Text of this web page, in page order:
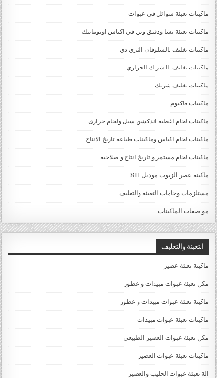
ماكينات تعبئة سوائل في عبوات
ماكينات تعبئة نشا ودقيق وبن في اكياس اوتوماتيك
ماكينات تغليف بالسلوفان الثري دي
ماكينات تغليف بالشرنك الحراري
ماكينات تغليف شرنك
ماكينات فاكيوم
ماكينات لحام اغطية اندكشن سيل ولحام حرارى
ماكينات لحام اكياس وماكينات طباعة تاريخ الانتاج
ماكينات لحام مستمر و تاريخ انتاج و صلاحيه
ماكينة عصر الزيوت موديل 811
مستلزمات وخامات التعبئة والتغليف
مواصفات الماكينات
التعبئة والتغليف
ماكينة تعبئة عصير
مكن تعبئة عبوات مبيدات و عطور
ماكينة تعبئة عبوات مبيدات و عطور
ماكينات تعبئة عبوات مبيدات
مكن تعبئة عبوات العصير الطبيعي
ماكينات تعبئة عبوات العصير
الة تعبئة عبوات الحليب والعصير